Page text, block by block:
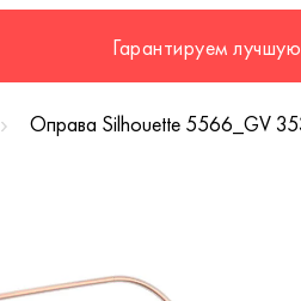
Гарантируем
Оправа Silhouette 5566_GV